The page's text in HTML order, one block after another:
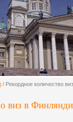
/ Рекордное количество
виз в